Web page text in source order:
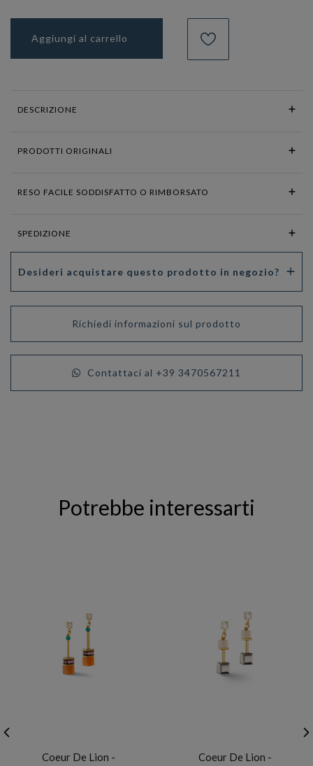
Aggiungi al carrello
DESCRIZIONE
PRODOTTI ORIGINALI
RESO FACILE SODDISFATTO O RIMBORSATO
SPEDIZIONE
Desideri acquistare questo prodotto in negozio?
Richiedi informazioni sul prodotto
Contattaci al +39 3470567211
Potrebbe interessarti
Coeur De Lion -
Coeur De Lion -